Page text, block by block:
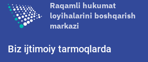
Raqamli hukumat
loyihalarini boshqarish
markazi
Biz ijtimoiy tarmoqlarda